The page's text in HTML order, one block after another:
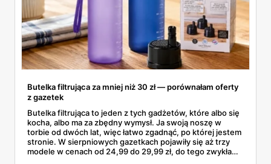
Butelka filtrująca za mniej niż 30 zł — porównałam oferty
z gazetek
Butelka filtrująca to jeden z tych gadżetów, które albo się
kocha, albo ma za zbędny wymysł. Ja swoją noszę w
torbie od dwóch lat, więc łatwo zgadnąć, po której jestem
stronie. W sierpniowych gazetkach pojawiły się aż trzy
modele w cenach od 24,99 do 29,99 zł, do tego zwykła